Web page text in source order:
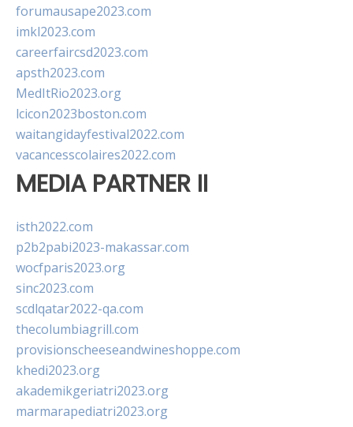
forumausape2023.com
imkl2023.com
careerfaircsd2023.com
apsth2023.com
MedItRio2023.org
lcicon2023boston.com
waitangidayfestival2022.com
vacancesscolaires2022.com
MEDIA PARTNER II
isth2022.com
p2b2pabi2023-makassar.com
wocfparis2023.org
sinc2023.com
scdlqatar2022-qa.com
thecolumbiagrill.com
provisionscheeseandwineshoppe.com
khedi2023.org
akademikgeriatri2023.org
marmarapediatri2023.org